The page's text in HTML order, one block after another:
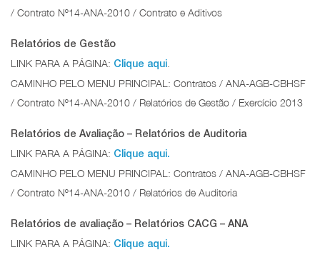
/ Contrato Nº14-ANA-2010 / Contrato e Aditivos
Relatórios de Gestão
LINK PARA A PÁGINA: Clique aqui
CAMINHO PELO MENU PRINCIPAL: Contratos / ANA-AGB-CBHSF
/ Contrato Nº14-ANA-2010 / Relatórios de Gestão / Exercício 2013
Relatórios de Avaliação – Relatórios de Auditoria
LINK PARA A PÁGINA: Clique aqui.
CAMINHO PELO MENU PRINCIPAL: Contratos / ANA-AGB-CBHSF
/ Contrato Nº14-ANA-2010 / Relatórios de Auditoria
Relatórios de avaliação – Relatórios CACG – ANA
LINK PARA A PÁGINA: Clique aqui.